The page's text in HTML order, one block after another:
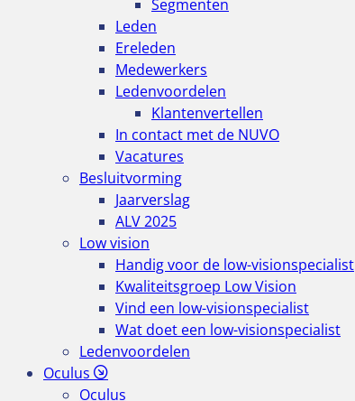
Segmenten
Leden
Ereleden
Medewerkers
Ledenvoordelen
Klantenvertellen
In contact met de NUVO
Vacatures
Besluitvorming
Jaarverslag
ALV 2025
Low vision
Handig voor de low-visionspecialist
Kwaliteitsgroep Low Vision
Vind een low-visionspecialist
Wat doet een low-visionspecialist
Ledenvoordelen
Oculus
Oculus